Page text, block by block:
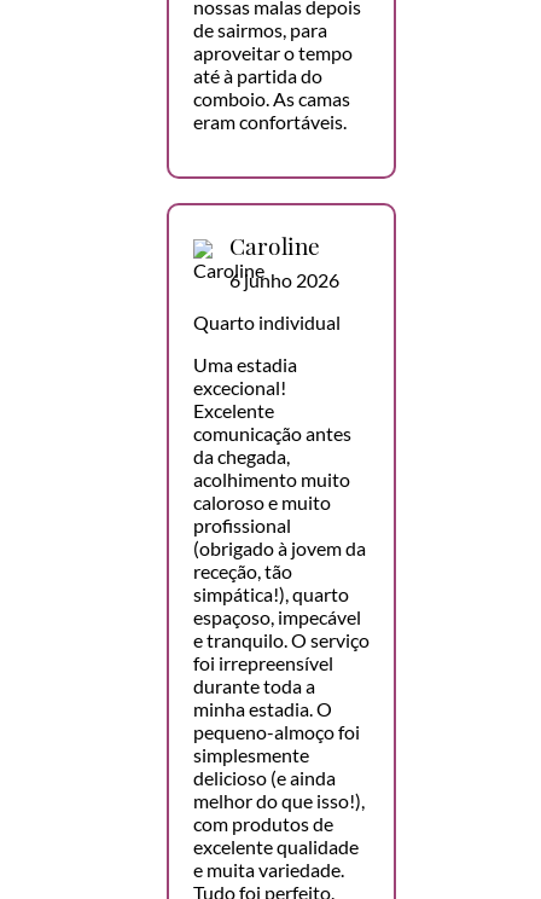
nossas malas depois
de sairmos, para
aproveitar o tempo
até à partida do
comboio. As camas
eram confortáveis.
Caroline
6 junho 2026
Quarto individual
Uma estadia
excecional!
Excelente
comunicação antes
da chegada,
acolhimento muito
caloroso e muito
profissional
(obrigado à jovem da
receção, tão
simpática!), quarto
espaçoso, impecável
e tranquilo. O serviço
foi irrepreensível
durante toda a
minha estadia. O
pequeno-almoço foi
simplesmente
delicioso (e ainda
melhor do que isso!),
com produtos de
excelente qualidade
e muita variedade.
Tudo foi perfeito.